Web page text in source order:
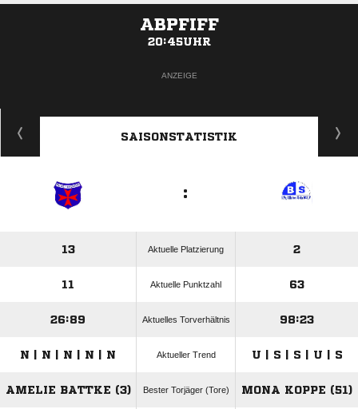
ABPFIFF
20:45UHR
ANZEIGE
SAISONSTATISTIK
:
13 Aktuelle Platzierung 2
11 Aktuelle Punktzahl 63
26:89 Aktuelles Torverhältnis 98:23
N | N | N | N | N Aktueller Trend U | S | S | U | S
AMELIE BATTKE (3) Bester Torjäger (Tore) MONA KOPPE (51)